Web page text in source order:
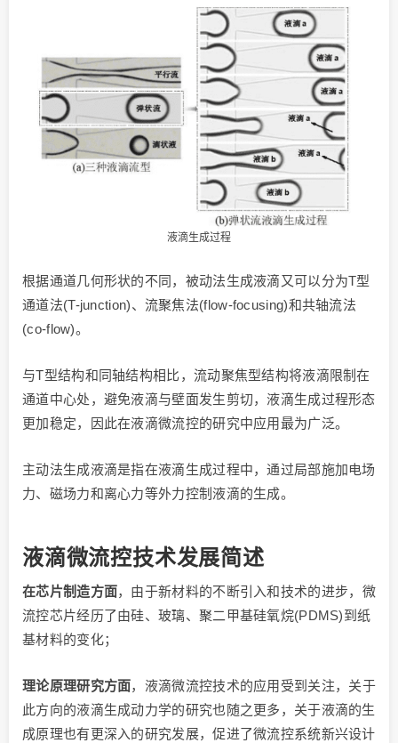
液滴生成过程
根据通道几何形状的不同，被动法生成液滴又可以分为T型
通道法(T-junction)、流聚焦法(flow-focusing)和共轴流法
(co-flow)。
与T型结构和同轴结构相比，流动聚焦型结构将液滴限制在
通道中心处，避免液滴与壁面发生剪切，液滴生成过程形态
更加稳定，因此在液滴微流控的研究中应用最为广泛。
主动法生成液滴是指在液滴生成过程中，通过局部施加电场
力、磁场力和离心力等外力控制液滴的生成。
液滴微流控技术发展简述
在芯片制造方面，由于新材料的不断引入和技术的进步，微
流控芯片经历了由硅、玻璃、聚二甲基硅氧烷(PDMS)到纸
基材料的变化；
理论原理研究方面，液滴微流控技术的应用受到关注，关于
此方向的液滴生成动力学的研究也随之更多，关于液滴的生
成原理也有更深入的研究发展，促进了微流控系统新兴设计